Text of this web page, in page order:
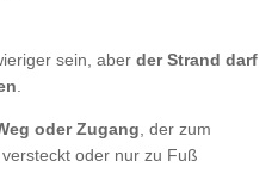
sein, aber der Strand darf
oder Zugang , der zum
oder nur zu Fuß